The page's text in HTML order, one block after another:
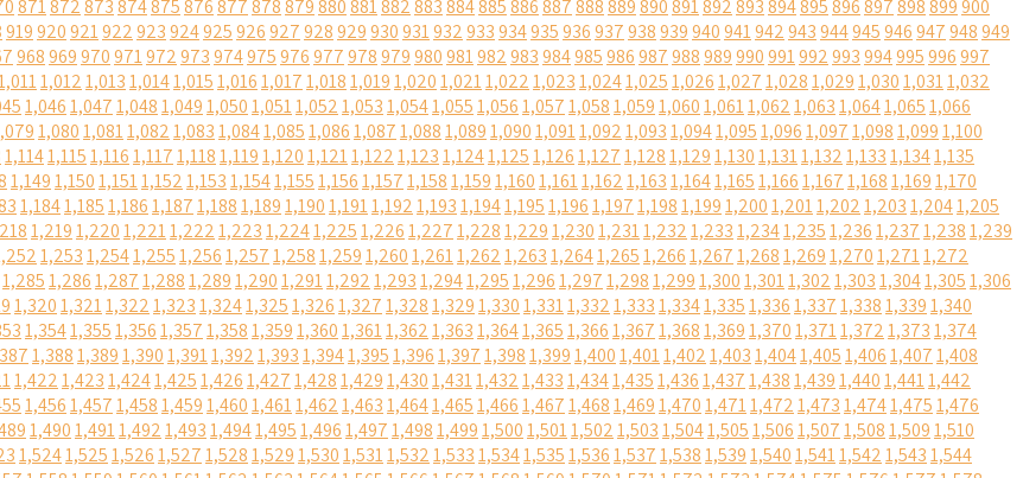
871872873874875876877878879880881882883884885886887888889890891892893894895896897898899900
919920921922923924925926927928929930931932933934935936937938939940941942943944945946947948949
968969970971972973974975976977978979980981982983984985986987988989990991992993994995996997
1,0121,0131,0141,0151,0161,0171,0181,0191,0201,0211,0221,0231,0241,0251,0261,0271,0281,0291,0301,0311,032
1,0461,0471,0481,0491,0501,0511,0521,0531,0541,0551,0561,0571,0581,0591,0601,0611,0621,0631,0641,0651,066
1,0801,0811,0821,0831,0841,0851,0861,0871,0881,0891,0901,0911,0921,0931,0941,0951,0961,0971,0981,0991,100
1,1141,1151,1161,1171,1181,1191,1201,1211,1221,1231,1241,1251,1261,1271,1281,1291,1301,1311,1321,1331,1341,135
1,1491,1501,1511,1521,1531,1541,1551,1561,1571,1581,1591,1601,1611,1621,1631,1641,1651,1661,1671,1681,1691,170
1,1841,1851,1861,1871,1881,1891,1901,1911,1921,1931,1941,1951,1961,1971,1981,1991,2001,2011,2021,2031,2041,205
1,2191,2201,2211,2221,2231,2241,2251,2261,2271,2281,2291,2301,2311,2321,2331,2341,2351,2361,2371,2381,239
1,2531,2541,2551,2561,2571,2581,2591,2601,2611,2621,2631,2641,2651,2661,2671,2681,2691,2701,2711,272
1,2851,2861,2871,2881,2891,2901,2911,2921,2931,2941,2951,2961,2971,2981,2991,3001,3011,3021,3031,3041,3051,306
1,3201,3211,3221,3231,3241,3251,3261,3271,3281,3291,3301,3311,3321,3331,3341,3351,3361,3371,3381,3391,340
1,3541,3551,3561,3571,3581,3591,3601,3611,3621,3631,3641,3651,3661,3671,3681,3691,3701,3711,3721,3731,374
1,3881,3891,3901,3911,3921,3931,3941,3951,3961,3971,3981,3991,4001,4011,4021,4031,4041,4051,4061,4071,408
1,4221,4231,4241,4251,4261,4271,4281,4291,4301,4311,4321,4331,4341,4351,4361,4371,4381,4391,4401,4411,442
1,4561,4571,4581,4591,4601,4611,4621,4631,4641,4651,4661,4671,4681,4691,4701,4711,4721,4731,4741,4751,476
1,4901,4911,4921,4931,4941,4951,4961,4971,4981,4991,5001,5011,5021,5031,5041,5051,5061,5071,5081,5091,510
1,5241,5251,5261,5271,5281,5291,5301,5311,5321,5331,5341,5351,5361,5371,5381,5391,5401,5411,5421,5431,544